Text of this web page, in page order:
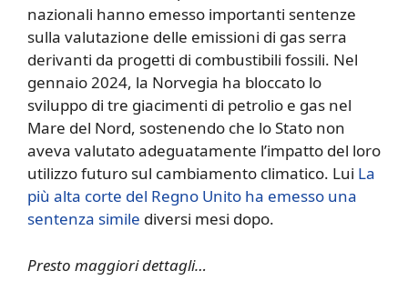
nazionali hanno emesso importanti sentenze
sulla valutazione delle emissioni di gas serra
derivanti da progetti di combustibili fossili. Nel
gennaio 2024, la Norvegia ha bloccato lo
sviluppo di tre giacimenti di petrolio e gas nel
Mare del Nord, sostenendo che lo Stato non
aveva valutato adeguatamente l’impatto del loro
utilizzo futuro sul cambiamento climatico. Lui La
più alta corte del Regno Unito ha emesso una
sentenza simile diversi mesi dopo.
Presto maggiori dettagli…